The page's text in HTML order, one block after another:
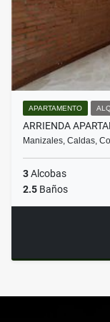
APARTAMENTO
ARRIENDA
Manizales, Caldas,
3Alcobas
2.5 Baños